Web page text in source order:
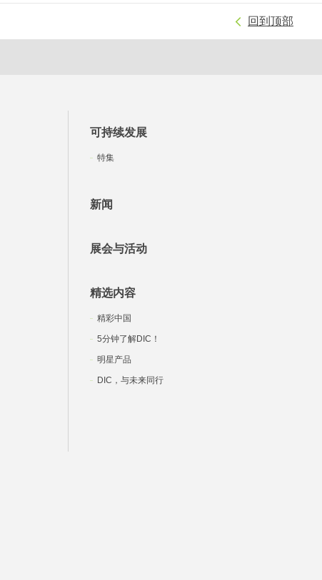
回到顶部
可持续发展
特集
新闻
展会与活动
精选内容
精彩中国
5分钟了解DIC！
明星产品
DIC，与未来同行